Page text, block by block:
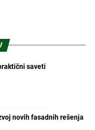
saveti
novih fasadnih rešenja